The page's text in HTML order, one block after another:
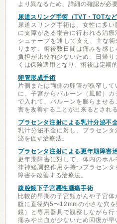
より異なるため、詳細の確認が必要
尿道スリング手術（TVT・TOTなど
尿道スリング手術は、女性に多
に支障がある場合に行われる治
シュテープを通して支え、主な
ります。術後数日間は痛みを感
負担が比較的少ないため、日帰
くは保険適用となり、術後は定期
卵管形成手術
片側または両側の卵管が狭窄し
に、子宮からバルーン（風船）
で入れて、バルーンを膨らませ
害を改善することが出来るとされる
プラセンタ注射による乳汁分泌不
乳汁分泌不全に対し、プラセン
泌を促す治療法。
プラセンタ注射による更年期障害
更年期障害に対して、体内のホ
律神経調整作用を持つプラセン
障害を改善する治療法。
腹腔鏡下子宮悪性腫瘍手術
比較的早期の子宮頸がんや子宮
腹に直径約5〜12mmの小さな穴
鏡）と専用器具で観察しながら
痛みや出血が少ないため回復が